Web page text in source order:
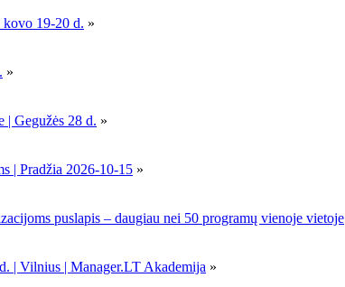
19-20 d. »
»
| Gegužės 28 d. »
| Pradžia 2026-10-15 »
puslapis – daugiau nei 50 programų vienoje vietoje
| Vilnius | Manager.LT Akademija »